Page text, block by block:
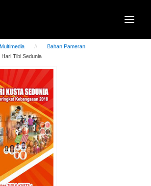
Multimedia
Bahan Pameran
Tibi Sedunia